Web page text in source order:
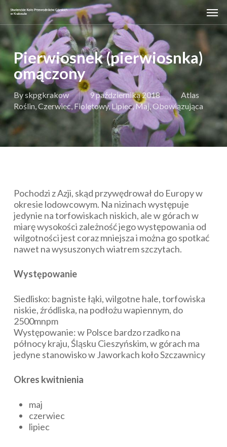
Skip
main
content
Pierwiosnek (pierwiosnka)
omączony
Byskpgkrakow 9 października 2018
Atlas
Roślin,Czerwiec,Fioletowy,Lipiec,Maj,Obowiązująca
Pochodzi z Azji, skąd przywędrował do Europy w
okresie lodowcowym. Na nizinach występuje
jedynie na torfowiskach niskich, ale w górach w
miarę wysokości zależność jego występowania od
wilgotności jest coraz mniejsza i można go spotkać
nawet na wysuszonych wiatrem szczytach.
Występowanie
Siedlisko: bagniste łąki, wilgotne hale, torfowiska
niskie, źródliska, na podłożu wapiennym, do
2500mnpm
Występowanie: w Polsce bardzo rzadko na
północy kraju, Śląsku Cieszyńskim, w górach ma
jedyne stanowisko w Jaworkach koło Szczawnicy
Okres kwitnienia
maj
czerwiec
lipiec